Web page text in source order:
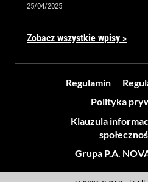
25/04/2025
Zobacz wszystkie wpisy »
Regulamin
Polityka
Klauzula
Grupa P.A.